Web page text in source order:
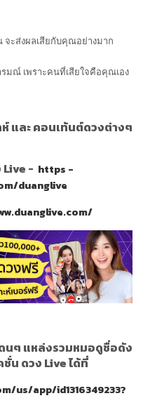
จะส่งผลเสียกับคุณอย่างมาก
มณ์ เพราะคนที่เสียใจคือคุณเอง
และ คอนเท้นต์ดวงต่างๆ
- https -
duanglive
นๆ แหล่งรวมหมอดูชื่อดัง
น ดวง Live ได้ที่
us/app/id1316349233?